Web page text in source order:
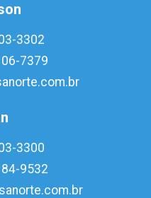
3302
7379
3300
9532